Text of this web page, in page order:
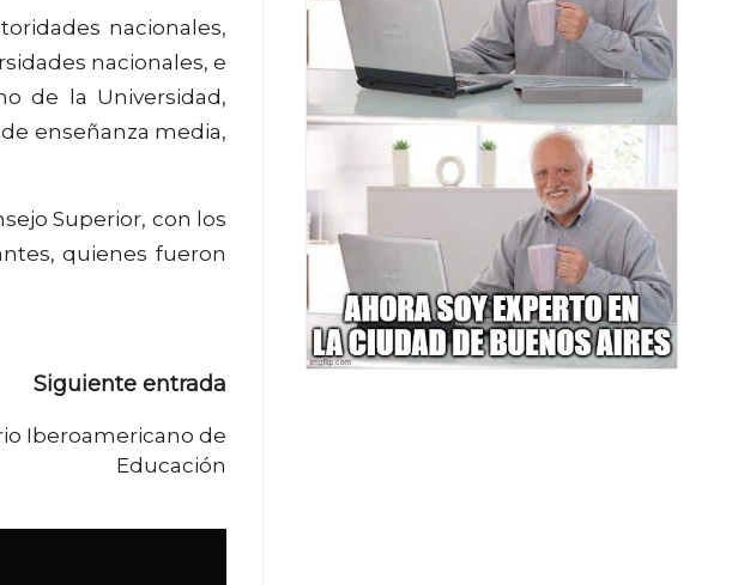
nacionales,
nacionales, e
de la Universidad,
enseñanza media,
Superior, con los
quienes fueron
Siguiente entrada
Iberoamericano de
Educación